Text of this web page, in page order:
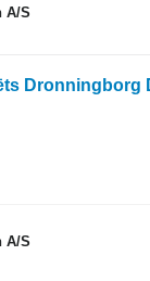
A/S
Dronningborg
A/S